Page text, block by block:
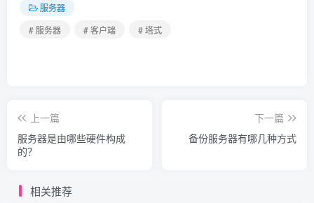
服务器
# 服务器
# 客户端 # 塔式
上一篇
服务器是由哪些硬件构成
的？
下一篇
备份服务器有哪几种方式
相关推荐